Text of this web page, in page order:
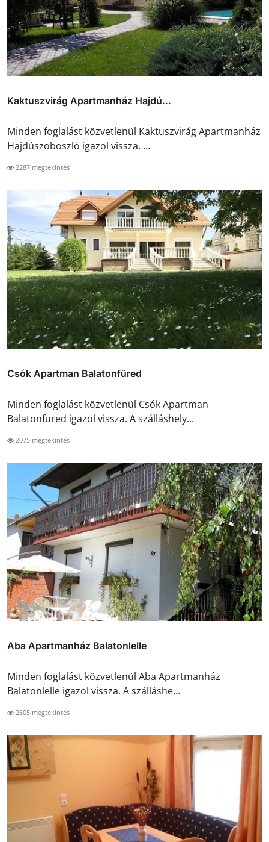
Kaktuszvirág Apartmanház Hajdú...
Minden foglalást közvetlenül Kaktuszvirág Apartmanház
Hajdúszoboszló igazol vissza. ...
2287 megtekintés
Csók Apartman Balatonfüred
Minden foglalást közvetlenül Csók Apartman
Balatonfüred igazol vissza. A szálláshely...
2075 megtekintés
Aba Apartmanház Balatonlelle
Minden foglalást közvetlenül Aba Apartmanház
Balatonlelle igazol vissza. A szálláshe...
2305 megtekintés